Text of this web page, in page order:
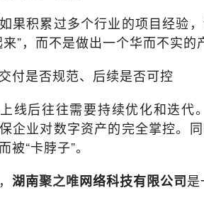
果积累过多个行业的项目经验
来”，而不是做出一个华而不实的
付是否规范、后续是否可控
线后往往需要持续优化和迭代
企业对数字资产的完全掌控。
被“卡脖子”。
湖南聚之唯网络科技有限公司